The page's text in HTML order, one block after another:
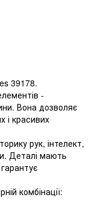
39178.
-
Вона дозволяє
і красивих
рук, інтелект,
Деталі мають
комбінації: